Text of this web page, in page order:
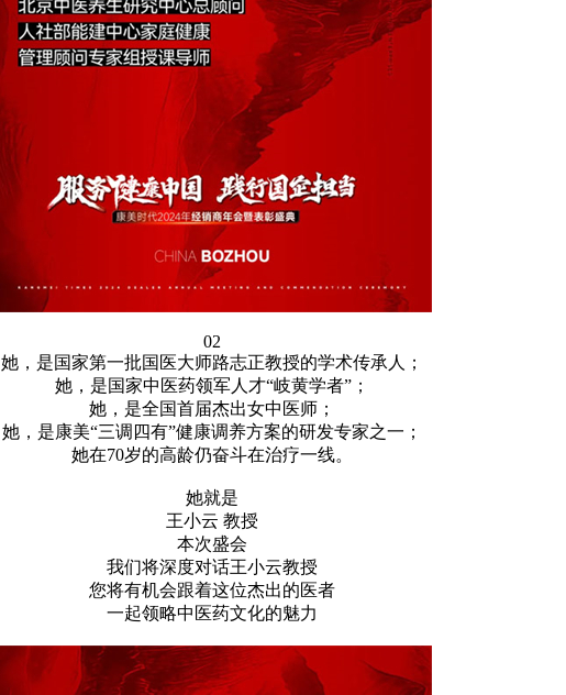
02
她，是国家第一批国医大师路志正教授的学术传承人；
她，是国家中医药领军人才“岐黄学者”；
她，是全国首届杰出女中医师；
她，是康美“三调四有”健康调养方案的研发专家之一；
她在70岁的高龄仍奋斗在治疗一线。
她就是
王小云 教授
本次盛会
我们将深度对话王小云教授
您将有机会跟着这位杰出的医者
一起领略中医药文化的魅力